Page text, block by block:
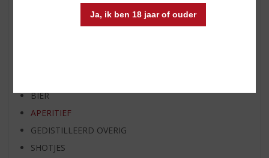
Ja, ik ben 18 jaar of ouder
BIER VAN DE MAAND
SPIRIT VAN DE MAAND
BIER
APERITIEF
GEDISTILLEERD OVERIG
SHOTJES